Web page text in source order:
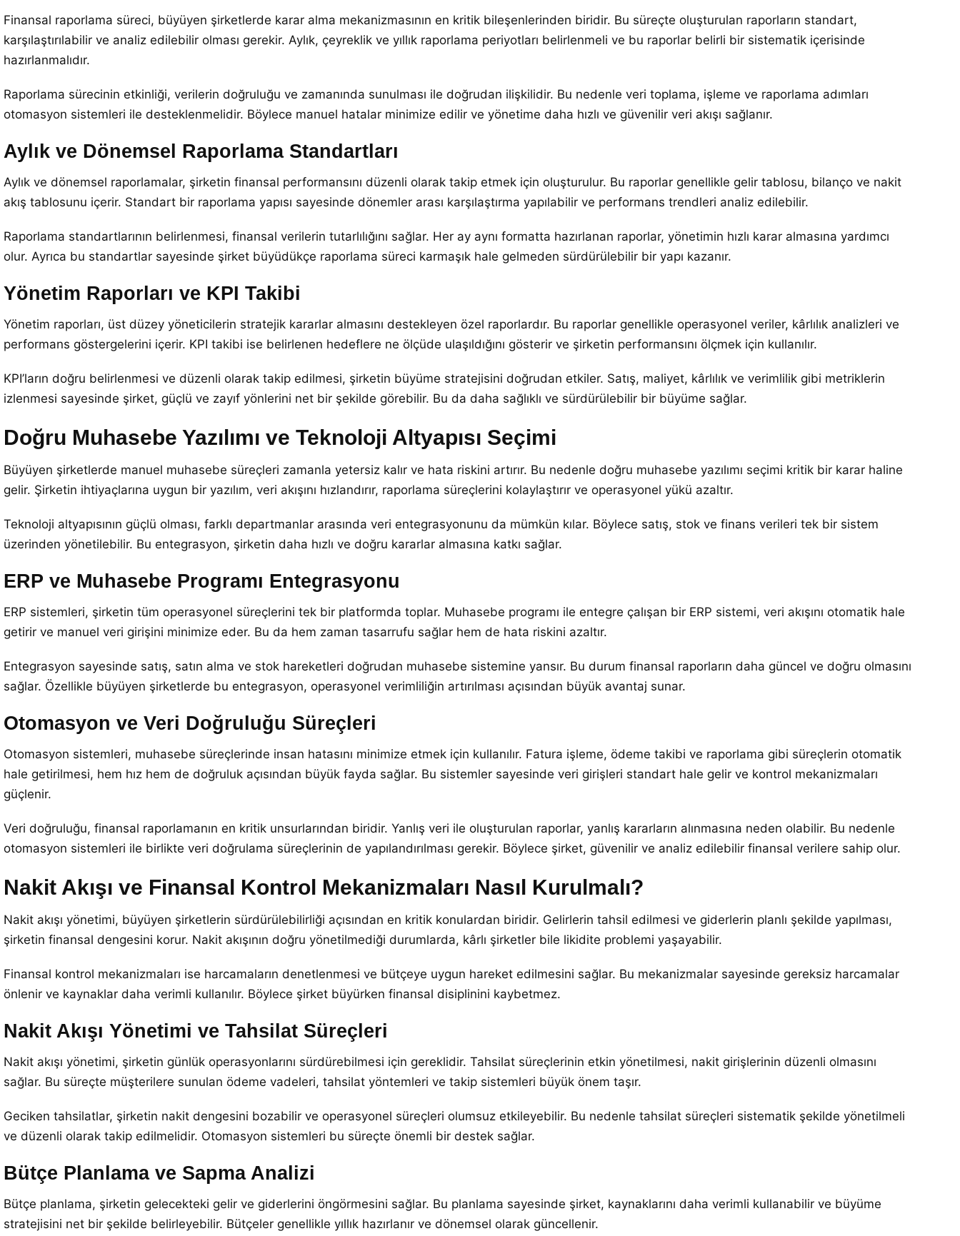
Finansal raporlama süreci, büyüyen şirketlerde karar alma mekanizmasının en kritik bileşenlerinden biridir. Bu süreçte oluşturulan raporların standart,
karşılaştırılabilir ve analiz edilebilir olması gerekir. Aylık, çeyreklik ve yıllık raporlama periyotları belirlenmeli ve bu raporlar belirli bir sistematik içerisinde
hazırlanmalıdır.
Raporlama sürecinin etkinliği, verilerin doğruluğu ve zamanında sunulması ile doğrudan ilişkilidir. Bu nedenle veri toplama, işleme ve raporlama adımları
otomasyon sistemleri ile desteklenmelidir. Böylece manuel hatalar minimize edilir ve yönetime daha hızlı ve güvenilir veri akışı sağlanır.
Aylık ve Dönemsel Raporlama Standartları
Aylık ve dönemsel raporlamalar, şirketin finansal performansını düzenli olarak takip etmek için oluşturulur. Bu raporlar genellikle gelir tablosu, bilanço ve nakit
akış tablosunu içerir. Standart bir raporlama yapısı sayesinde dönemler arası karşılaştırma yapılabilir ve performans trendleri analiz edilebilir.
Raporlama standartlarının belirlenmesi, finansal verilerin tutarlılığını sağlar. Her ay aynı formatta hazırlanan raporlar, yönetimin hızlı karar almasına yardımcı
olur. Ayrıca bu standartlar sayesinde şirket büyüdükçe raporlama süreci karmaşık hale gelmeden sürdürülebilir bir yapı kazanır.
Yönetim Raporları ve KPI Takibi
Yönetim raporları, üst düzey yöneticilerin stratejik kararlar almasını destekleyen özel raporlardır. Bu raporlar genellikle operasyonel veriler, kârlılık analizleri ve
performans göstergelerini içerir. KPI takibi ise belirlenen hedeflere ne ölçüde ulaşıldığını gösterir ve şirketin performansını ölçmek için kullanılır.
KPI’ların doğru belirlenmesi ve düzenli olarak takip edilmesi, şirketin büyüme stratejisini doğrudan etkiler. Satış, maliyet, kârlılık ve verimlilik gibi metriklerin
izlenmesi sayesinde şirket, güçlü ve zayıf yönlerini net bir şekilde görebilir. Bu da daha sağlıklı ve sürdürülebilir bir büyüme sağlar.
Doğru Muhasebe Yazılımı ve Teknoloji Altyapısı Seçimi
Büyüyen şirketlerde manuel muhasebe süreçleri zamanla yetersiz kalır ve hata riskini artırır. Bu nedenle doğru muhasebe yazılımı seçimi kritik bir karar haline
gelir. Şirketin ihtiyaçlarına uygun bir yazılım, veri akışını hızlandırır, raporlama süreçlerini kolaylaştırır ve operasyonel yükü azaltır.
Teknoloji altyapısının güçlü olması, farklı departmanlar arasında veri entegrasyonunu da mümkün kılar. Böylece satış, stok ve finans verileri tek bir sistem
üzerinden yönetilebilir. Bu entegrasyon, şirketin daha hızlı ve doğru kararlar almasına katkı sağlar.
ERP ve Muhasebe Programı Entegrasyonu
ERP sistemleri, şirketin tüm operasyonel süreçlerini tek bir platformda toplar. Muhasebe programı ile entegre çalışan bir ERP sistemi, veri akışını otomatik hale
getirir ve manuel veri girişini minimize eder. Bu da hem zaman tasarrufu sağlar hem de hata riskini azaltır.
Entegrasyon sayesinde satış, satın alma ve stok hareketleri doğrudan muhasebe sistemine yansır. Bu durum finansal raporların daha güncel ve doğru olmasını
sağlar. Özellikle büyüyen şirketlerde bu entegrasyon, operasyonel verimliliğin artırılması açısından büyük avantaj sunar.
Otomasyon ve Veri Doğruluğu Süreçleri
Otomasyon sistemleri, muhasebe süreçlerinde insan hatasını minimize etmek için kullanılır. Fatura işleme, ödeme takibi ve raporlama gibi süreçlerin otomatik
hale getirilmesi, hem hız hem de doğruluk açısından büyük fayda sağlar. Bu sistemler sayesinde veri girişleri standart hale gelir ve kontrol mekanizmaları
güçlenir.
Veri doğruluğu, finansal raporlamanın en kritik unsurlarından biridir. Yanlış veri ile oluşturulan raporlar, yanlış kararların alınmasına neden olabilir. Bu nedenle
otomasyon sistemleri ile birlikte veri doğrulama süreçlerinin de yapılandırılması gerekir. Böylece şirket, güvenilir ve analiz edilebilir finansal verilere sahip olur.
Nakit Akışı ve Finansal Kontrol Mekanizmaları Nasıl Kurulmalı?
Nakit akışı yönetimi, büyüyen şirketlerin sürdürülebilirliği açısından en kritik konulardan biridir. Gelirlerin tahsil edilmesi ve giderlerin planlı şekilde yapılması,
şirketin finansal dengesini korur. Nakit akışının doğru yönetilmediği durumlarda, kârlı şirketler bile likidite problemi yaşayabilir.
Finansal kontrol mekanizmaları ise harcamaların denetlenmesi ve bütçeye uygun hareket edilmesini sağlar. Bu mekanizmalar sayesinde gereksiz harcamalar
önlenir ve kaynaklar daha verimli kullanılır. Böylece şirket büyürken finansal disiplinini kaybetmez.
Nakit Akışı Yönetimi ve Tahsilat Süreçleri
Nakit akışı yönetimi, şirketin günlük operasyonlarını sürdürebilmesi için gereklidir. Tahsilat süreçlerinin etkin yönetilmesi, nakit girişlerinin düzenli olmasını
sağlar. Bu süreçte müşterilere sunulan ödeme vadeleri, tahsilat yöntemleri ve takip sistemleri büyük önem taşır.
Geciken tahsilatlar, şirketin nakit dengesini bozabilir ve operasyonel süreçleri olumsuz etkileyebilir. Bu nedenle tahsilat süreçleri sistematik şekilde yönetilmeli
ve düzenli olarak takip edilmelidir. Otomasyon sistemleri bu süreçte önemli bir destek sağlar.
Bütçe Planlama ve Sapma Analizi
Bütçe planlama, şirketin gelecekteki gelir ve giderlerini öngörmesini sağlar. Bu planlama sayesinde şirket, kaynaklarını daha verimli kullanabilir ve büyüme
stratejisini net bir şekilde belirleyebilir. Bütçeler genellikle yıllık hazırlanır ve dönemsel olarak güncellenir.